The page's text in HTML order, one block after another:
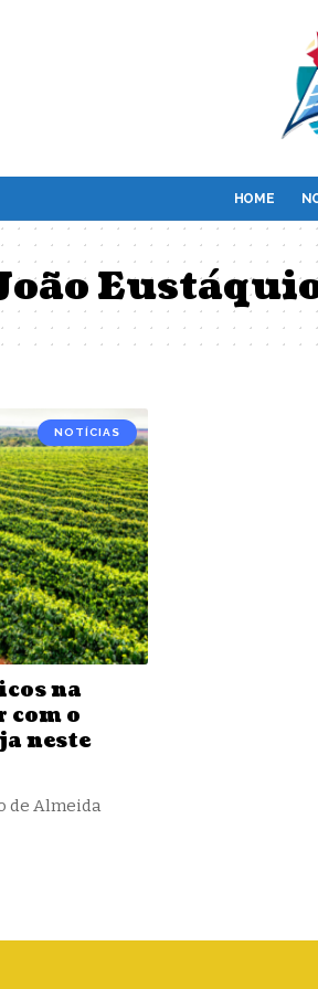
HOME
NOTÍCIAS
na
o
neste
de Almeida